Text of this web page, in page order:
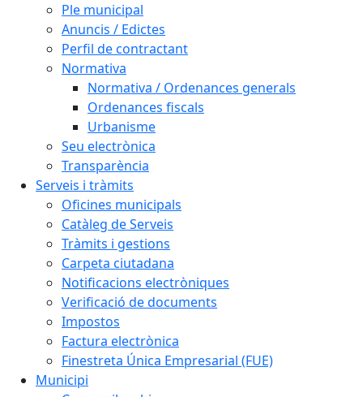
Ple municipal
Anuncis / Edictes
Perfil de contractant
Normativa
Normativa / Ordenances generals
Ordenances fiscals
Urbanisme
Seu electrònica
Transparència
Serveis i tràmits
Oficines municipals
Catàleg de Serveis
Tràmits i gestions
Carpeta ciutadana
Notificacions electròniques
Verificació de documents
Impostos
Factura electrònica
Finestreta Única Empresarial (FUE)
Municipi